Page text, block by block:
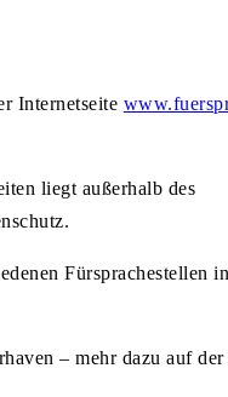
Internetseite
liegt außerhalb des
Fürsprachestellen
– mehr dazu auf der